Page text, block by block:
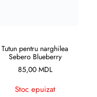
CITEȘTE MAI MULT
Tutun pentru narghilea
Sebero Blueberry
85,00 MDL
Stoc epuizat